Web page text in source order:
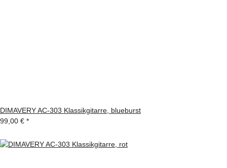
DIMAVERY AC-303 Klassikgitarre, blueburst
99,00 € *